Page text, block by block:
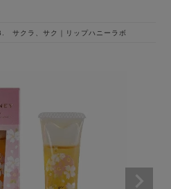
サクラ、サク｜リップハニーラボ